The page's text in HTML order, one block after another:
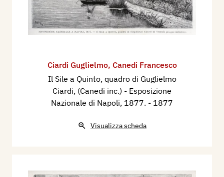
Ciardi Guglielmo, Canedi Francesco
Il Sile a Quinto, quadro di Guglielmo
Ciardi, (Canedi inc.) - Esposizione
Nazionale di Napoli, 1877. - 1877
Visualizza scheda